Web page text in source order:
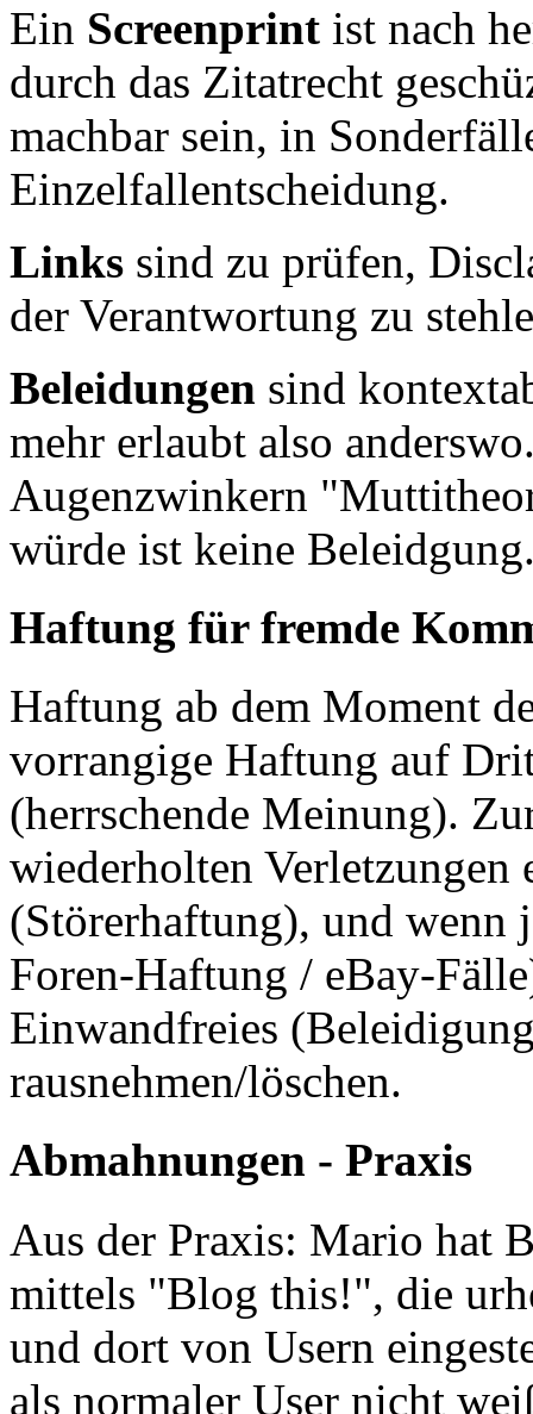
Ein Screenprint ist nach
durch das Zitatrecht
machbar sein, in
Einzelfallentscheidung.
Links sind zu prüfen,
der Verantwortung zu
Beleidungen sind
mehr erlaubt also
Augenzwinkern
würde ist keine
Haftung für fremde
Haftung ab dem Moment
vorrangige Haftung auf
(herrschende Meinung).
wiederholten
(Störerhaftung), und wenn
Foren-Haftung / eBay-
Einwandfreies
rausnehmen/löschen.
Abmahnungen - Praxis
Aus der Praxis: Mario hat
mittels "Blog this!", die
und dort von Usern
als normaler User nicht